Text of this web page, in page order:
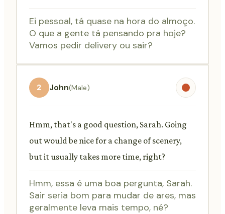
Ei pessoal, tá quase na hora do almoço.
O que a gente tá pensando pra hoje?
Vamos pedir delivery ou sair?
2 John(Male)
Hmm, that's a good question, Sarah. Going
out would be nice for a change of scenery,
but it usually takes more time, right?
Hmm, essa é uma boa pergunta, Sarah.
Sair seria bom para mudar de ares, mas
geralmente leva mais tempo, né?